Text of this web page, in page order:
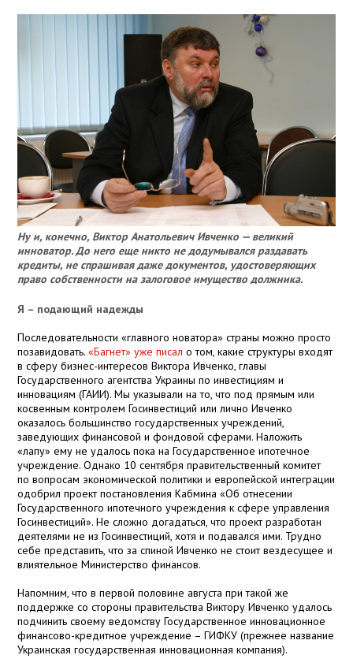
Ну и, конечно, Виктор Анатольевич Ивченко — великий
инноватор. До него еще никто не додумывался раздавать
кредиты, не спрашивая даже документов, удостоверяющих
право собственности на залоговое имущество должника.
Я – подающий надежды
Последовательности «главного новатора» страны можно просто
позавидовать.«Багнет» уже писал о том, какие структуры входят
в сферу бизнес-интересов Виктора Ивченко, главы
Государственного агентства Украины по инвестициям и
инновациям (ГАИИ). Мы указывали на то, что под прямым или
косвенным контролем Госинвестиций или лично Ивченко
оказалось большинство государственных учреждений,
заведующих финансовой и фондовой сферами. Наложить
«лапу» ему не удалось пока на Государственное ипотечное
учреждение. Однако 10 сентября правительственный комитет
по вопросам экономической политики и европейской интеграции
одобрил проект постановления Кабмина «Об отнесении
Государственного ипотечного учреждения к сфере управления
Госинвестиций». Не сложно догадаться, что проект разработан
деятелями не из Госинвестиций, хотя и подавался ими. Трудно
себе представить, что за спиной Ивченко не стоит вездесущее и
влиятельное Министерство финансов.
Напомним, что в первой половине августа при такой же
поддержке со стороны правительства Виктору Ивченко удалось
подчинить своему ведомству Государственное инновационное
финансово-кредитное учреждение – ГИФКУ (прежнее название
Украинская государственная инновационная компания).